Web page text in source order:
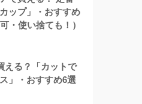
ップ」・おすすめ
・使い捨ても！）
える？「カットで
」・おすすめ6選